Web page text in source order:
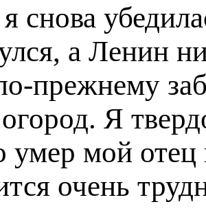
снова
а Ленин
прежнему
Я
умер мой
очень